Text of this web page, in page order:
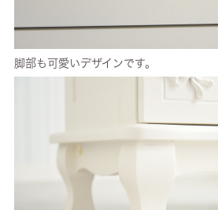
脚部も可愛いデザインです。